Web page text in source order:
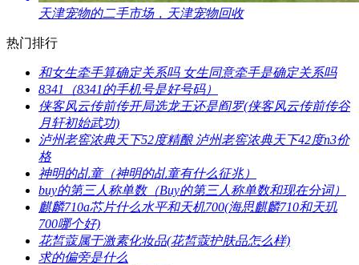
​天津宠物的二手市场，天津宠物回收
热门排行
​和女生牵手算确定关系吗 女生同意牵手是确定关系吗
​8341（8341的手机号是好号码）
​侠客风云传前传开局选龙王还是阎罗(侠客风云传前传谷
月轩初始武功)
​泸州老窖浓典天下52度精酿 泸州老窖浓典天下42度n3价
格
​神明的乩童（神明的乩童有什么征兆）
​buy的第三人称单数（Buy的第三人称单数和现在分词）
​麒麟710a芯片什么水平和天机700(海思麒麟710和天玑
700哪个好)
​花皙蔻属于激素化妆品(花皙蔻护肤品怎么样)
​求的偏旁是什么